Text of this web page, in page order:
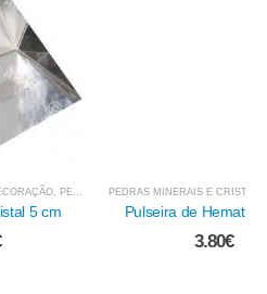
,PEDRAS MINERAIS E
PEDRAS MINERAIS E CRISTAIS, PULSEIRAS EM PEDRA E OUTRAS
Pulseira de Hematite - Chip